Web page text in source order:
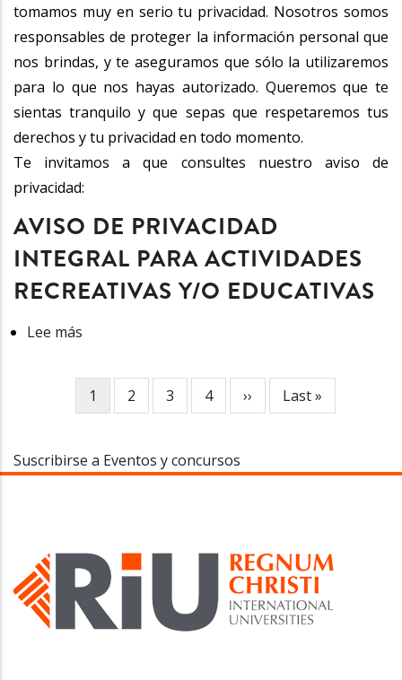
Clóset
Closet"
Privacidad
Integral
Anáhuac
tomamos muy en serio tu privacidad. Nosotros somos
responsables de proteger la información personal que
nos brindas, y te aseguramos que sólo la utilizaremos
para lo que nos hayas autorizado. Queremos que te
sientas tranquilo y que sepas que respetaremos tus
derechos y tu privacidad en todo momento.
Te invitamos a que consultes nuestro aviso de
privacidad:
AVISO DE PRIVACIDAD
INTEGRAL PARA ACTIVIDADES
RECREATIVAS Y/O EDUCATIVAS
Lee más
de
Privacidad
para
Actividades
Educativas
PAGINACIÓNPágina
1 Página
2 Página
3 Página
4
Siguiente
››
Última
Last »
Suscribirse a Eventos y concursos